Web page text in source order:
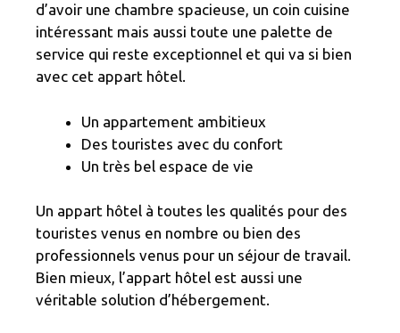
d’avoir une chambre spacieuse, un coin cuisine
intéressant mais aussi toute une palette de
service qui reste exceptionnel et qui va si bien
avec cet appart hôtel.
Un appartement ambitieux
Des touristes avec du confort
Un très bel espace de vie
Un appart hôtel à toutes les qualités pour des
touristes venus en nombre ou bien des
professionnels venus pour un séjour de travail.
Bien mieux, l’appart hôtel est aussi une
véritable solution d’hébergement.